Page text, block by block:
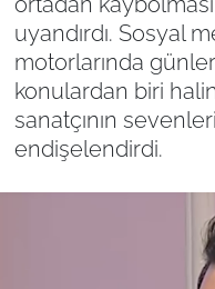
uyandırdı. Sosyal
motorlarında
konulardan biri
sanatçının
endişelendirdi.